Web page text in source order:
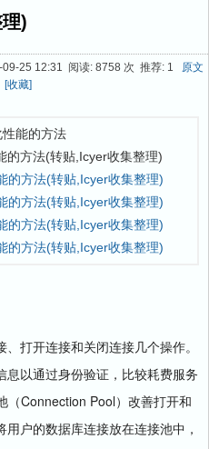
)
09-25 12:31 阅读: 8758 次 推荐: 1
原文
[收藏]
性能的方法
的方法(转贴,Icyer收集整理)
的方法(转贴,Icyer收集整理)
的方法(转贴,Icyer收集整理)
的方法(转贴,Icyer收集整理)
的方法(转贴,Icyer收集整理)
打开连接和关闭连接几个操作。
息以通过身份验证，比较耗费服务
（Connection Pool）改善打开和
户的数据库连接放在连接池中，